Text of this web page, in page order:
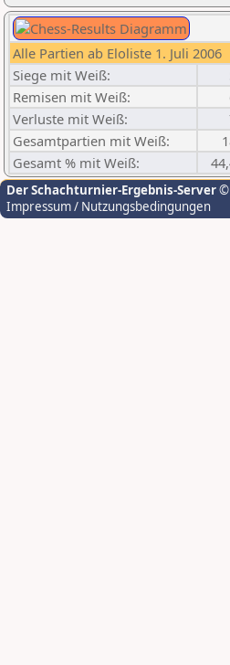
Alle Partien ab Eloliste 1. Juli 2006
Siege mit Weiß:
Remisen mit Weiß:
Verluste mit Weiß:
Gesamtpartien mit Weiß:
Gesamt % mit Weiß:
Der Schachturnier-Ergebnis-Server©
Impressum / Nutzungsbedingungen